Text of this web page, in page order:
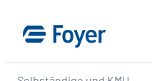
Inhalt
springen